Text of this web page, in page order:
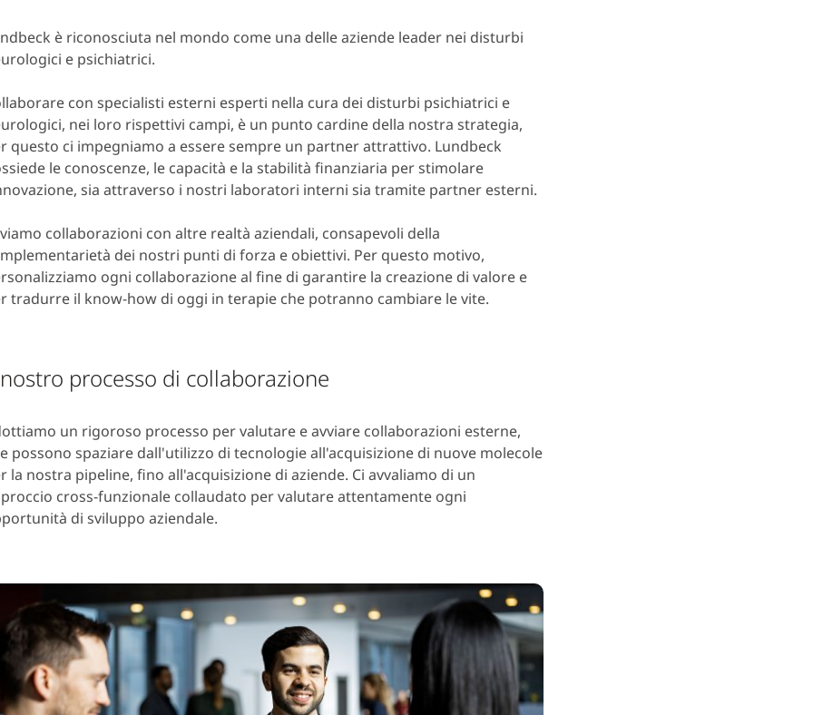
è riconosciuta nel mondo come una delle aziende leader nei disturbi
e psichiatrici.
con specialisti esterni esperti nella cura dei disturbi psichiatrici e
nei loro rispettivi campi, è un punto cardine della nostra strategia,
questo ci impegniamo a essere sempre un partner attrattivo. Lundbeck
le conoscenze, le capacità e la stabilità finanziaria per stimolare
sia attraverso i nostri laboratori interni sia tramite partner esterni.
collaborazioni con altre realtà aziendali, consapevoli della
dei nostri punti di forza e obiettivi. Per questo motivo,
ogni collaborazione al fine di garantire la creazione di valore e
tradurre il know-how di oggi in terapie che potranno cambiare le vite.
processo di collaborazione
un rigoroso processo per valutare e avviare collaborazioni esterne,
possono spaziare dall'utilizzo di tecnologie all'acquisizione di nuove molecole
la nostra pipeline, fino all'acquisizione di aziende. Ci avvaliamo di un
cross-funzionale collaudato per valutare attentamente ogni
di sviluppo aziendale.